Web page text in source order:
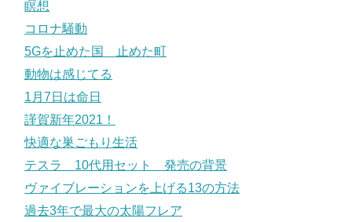
瞑想
コロナ騒動
5Gを止めた国 止めた町
動物は感じてる
1月7日は命日
謹賀新年2021！
快適な巣ごもり生活
テスラ 10代用セット 発売の背景
ヴァイブレーションを上げる13の方法
過去3年で最大の太陽フレア